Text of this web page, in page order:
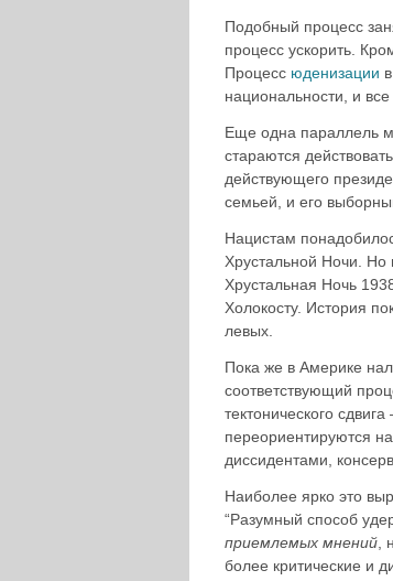
Подобный процесс
процесс ускорить.
Процесс юденизации
национальности, и
Еще одна параллель
стараются
действующего
семьей, и его
Нацистам
Хрустальной Ночи. Но
Хрустальная Ночь
Холокосту. История
левых.
Пока же в Америке
соответствующий
тектонического
переориентируются
диссидентами,
Наиболее ярко это
“Разумный способ
приемлемых мнений
более критические и